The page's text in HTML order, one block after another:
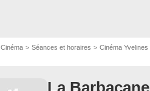
Cinéma Séances et horaires Cinéma Yvelines
La Barbacane